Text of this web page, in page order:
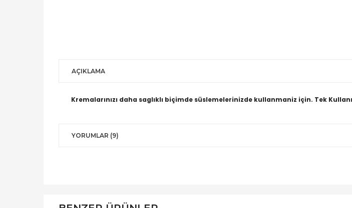
AÇIKLAMA
Kremalarınızı daha saglıklı biçimde süslemelerinizde kullanmaniz için. Tek
YORUMLAR (9)